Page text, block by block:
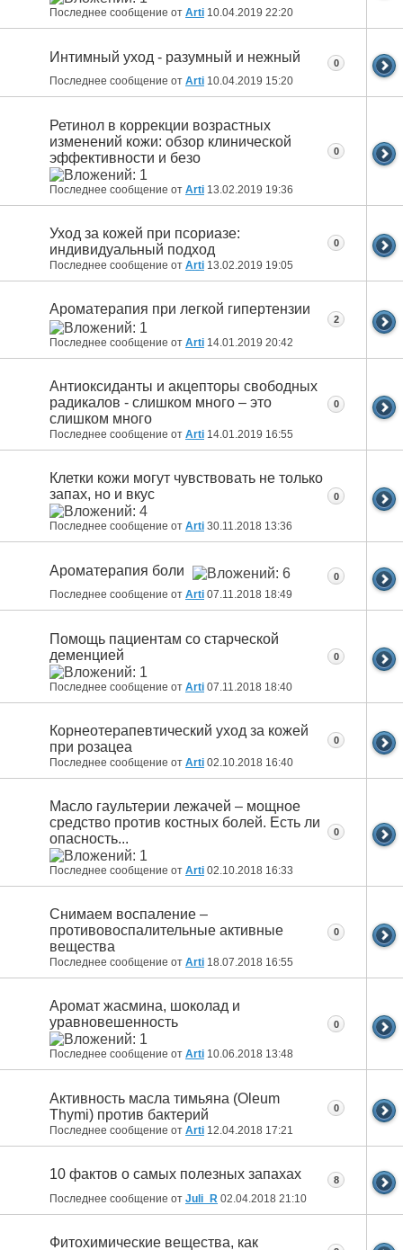
Последнее сообщение от Arti 10.04.2019 22:20
Интимный уход - разумный и нежный
Последнее сообщение от Arti 10.04.2019 15:20
0
Ретинол в коррекции возрастных
изменений кожи: обзор клинической
эффективности и безо
Последнее сообщение от Arti 13.02.2019 19:36
0
Уход за кожей при псориазе:
индивидуальный подход
Последнее сообщение от Arti 13.02.2019 19:05
0
Ароматерапия при легкой гипертензии
Последнее сообщение от Arti 14.01.2019 20:42
2
Антиоксиданты и акцепторы свободных
радикалов - слишком много – это
слишком много
Последнее сообщение от Arti 14.01.2019 16:55
0
Клетки кожи могут чувствовать не только
запах, но и вкус
Последнее сообщение от Arti 30.11.2018 13:36
0
Ароматерапия боли
Последнее сообщение от Arti 07.11.2018 18:49
0
Помощь пациентам со старческой
деменцией
Последнее сообщение от Arti 07.11.2018 18:40
0
Корнеотерапевтический уход за кожей
при розацеа
Последнее сообщение от Arti 02.10.2018 16:40
0
Масло гаультерии лежачей – мощное
средство против костных болей. Есть ли
опасность...
Последнее сообщение от Arti 02.10.2018 16:33
0
Снимаем воспаление –
противовоспалительные активные
вещества
Последнее сообщение от Arti 18.07.2018 16:55
0
Аромат жасмина, шоколад и
уравновешенность
Последнее сообщение от Arti 10.06.2018 13:48
0
Активность масла тимьяна (Oleum
Thymi) против бактерий
Последнее сообщение от Arti 12.04.2018 17:21
0
10 фактов о самых полезных запахах
Последнее сообщение от Juli_R 02.04.2018 21:10
8
Фитохимические вещества, как